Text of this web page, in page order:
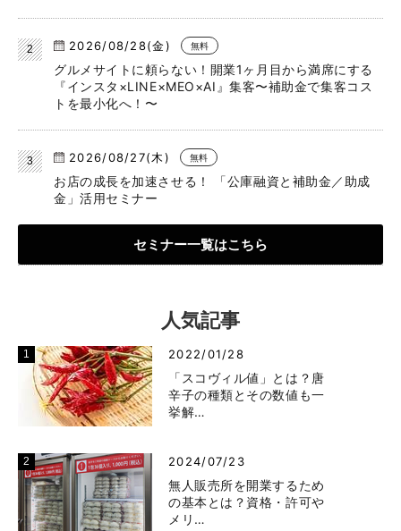
2026/08/28(金) 無料
グルメサイトに頼らない！開業1ヶ月目から満席にする
『インスタ×LINE×MEO×AI』集客〜補助金で集客コス
トを最小化へ！〜
2026/08/27(木) 無料
お店の成長を加速させる！ 「公庫融資と補助金／助成
金」活用セミナー
セミナー一覧はこちら
人気記事
2022/01/28
「スコヴィル値」とは？唐
辛子の種類とその数値も一
挙解…
2024/07/23
無人販売所を開業するため
の基本とは？資格・許可や
メリ…